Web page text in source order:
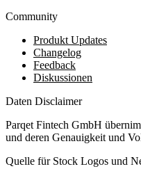
Community
Produkt Updates
Changelog
Feedback
Diskussionen
Daten Disclaimer
Parqet Fintech GmbH
und deren Genauigkeit und
Quelle für Stock Logos und